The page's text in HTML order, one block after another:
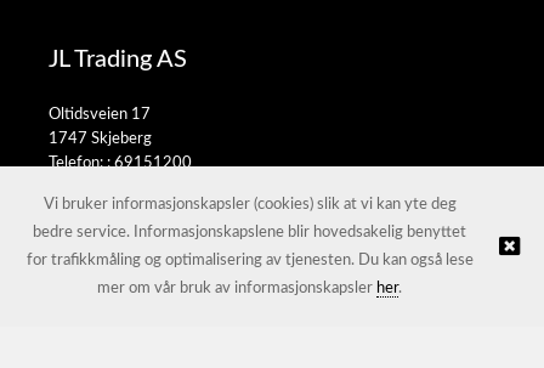
JL Trading AS
Oltidsveien 17
1747 Skjeberg
Telefon: :69151200
© JL Trading AS |Nettbutikk levert av Kréatif
Vi bruker informasjonskapsler (cookies) slik at vi kan yte deg
bedre service. Informasjonskapslene blir hovedsakelig benyttet
for trafikkmåling og optimalisering av tjenesten. Du kan også lese
mer om vår bruk av informasjonskapsler her.